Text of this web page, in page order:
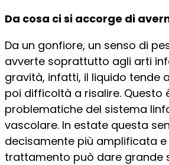
Da cosa ci si accorge di
Da un gonfiore, un senso di
avverte soprattutto agli arti
gravità, infatti, il liquido tende
poi difficoltà a risalire. Questo
problematiche del sistema
vascolare. In estate questa
decisamente più amplificata
trattamento può dare grande